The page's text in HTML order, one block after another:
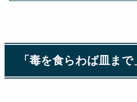
「毒を食らわば皿まで